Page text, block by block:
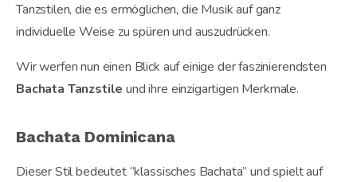
Tanzstilen, die es ermöglichen, die Musik auf ganz
individuelle Weise zu spüren und auszudrücken.
Wir werfen nun einen Blick auf einige der faszinierendsten
Bachata Tanzstile und ihre einzigartigen Merkmale.
Bachata Dominicana
Dieser Stil bedeutet “klassisches Bachata” und spielt auf